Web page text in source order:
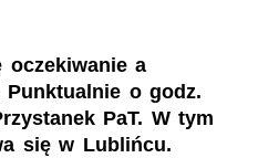
oczekiwanie a
Punktualnie o godz.
PaT. W tym
się w Lublińcu.